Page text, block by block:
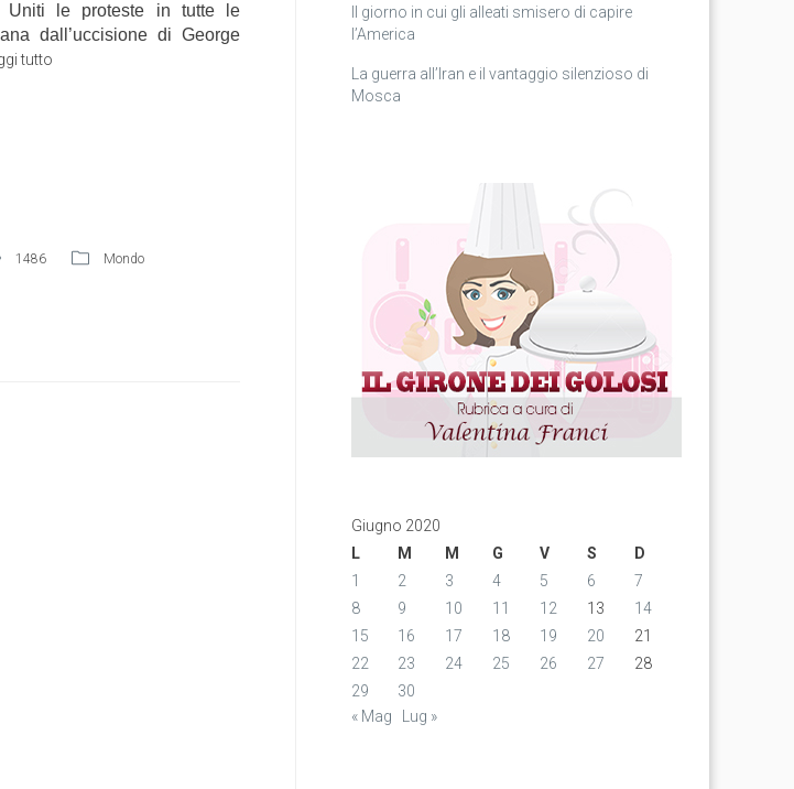
Uniti le proteste in tutte le
dall’uccisione di George
tutto
1486
Mondo
Il giorno in cui gli alleati smisero di capire
l’America
La guerra all’Iran e il vantaggio silenzioso di
Mosca
Giugno 2020
L
M M G V S
D
1
2 3 4 5 6
7
8
9 10 11 12 13
14
15
16 17 18 19 20
21
22
23 24 25 26 27
28
29
30
« Mag
Lug »